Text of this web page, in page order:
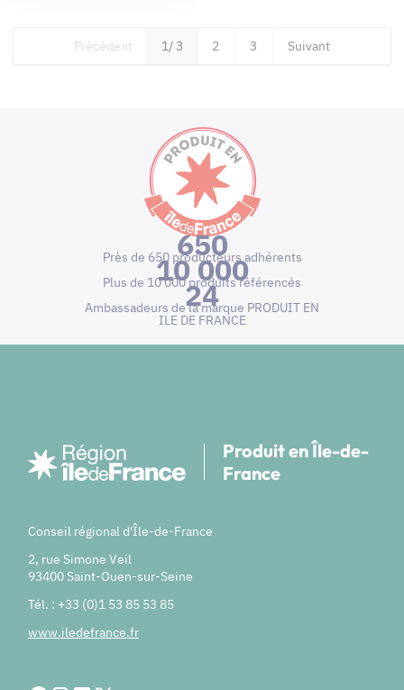
Précédent 1 / 3 2 3 Suivant
650
Près de 650 producteurs adhérents
10 000
Plus de 10 000 produits référencés
24
Ambassadeurs de la marque PRODUIT EN
ILE DE FRANCE
Produit en Île-de-
France
Conseil régional d'Île-de-France
2, rue Simone Veil
93400 Saint-Ouen-sur-Seine
Tél. : +33 (0)1 53 85 53 85
www.iledefrance.fr